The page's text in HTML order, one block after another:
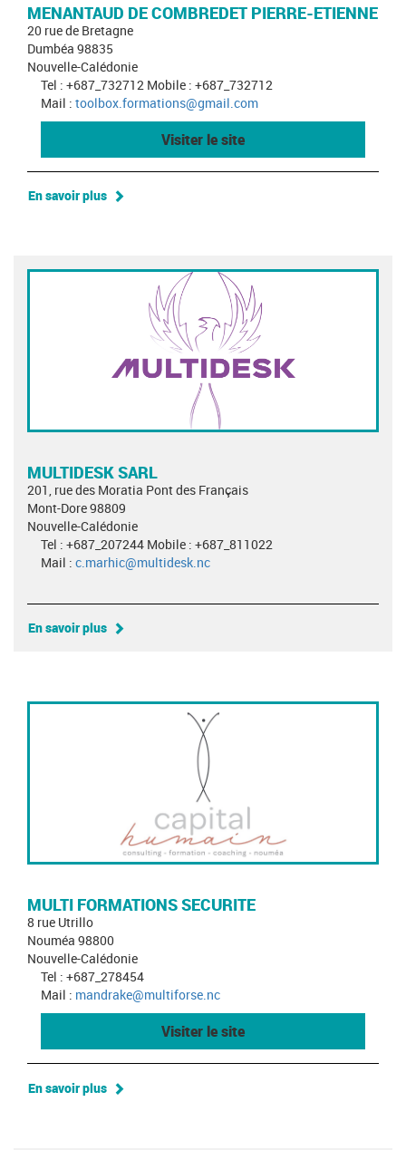
MENANTAUD DE COMBREDET PIERRE-ETIENNE
20 rue de Bretagne
Dumbéa 98835
Nouvelle-Calédonie
Tel : +687_732712 Mobile : +687_732712
Mail : toolbox.formations@gmail.com
Visiter le site
En savoir plus
MULTIDESK SARL
201, rue des Moratia Pont des Français
Mont-Dore 98809
Nouvelle-Calédonie
Tel : +687_207244 Mobile : +687_811022
Mail : c.marhic@multidesk.nc
En savoir plus
MULTI FORMATIONS SECURITE
8 rue Utrillo
Nouméa 98800
Nouvelle-Calédonie
Tel : +687_278454
Mail : mandrake@multiforse.nc
Visiter le site
En savoir plus